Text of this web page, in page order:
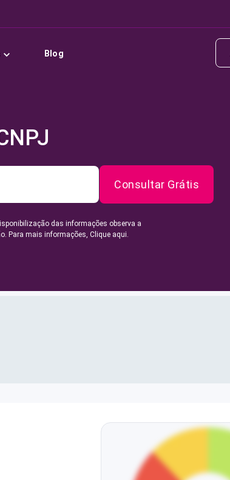
Blog
Consultar Grátis
das informações observa a
Para mais informações, Clique aqui.